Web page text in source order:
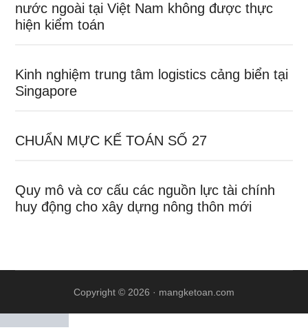
nước ngoài tại Việt Nam không được thực
hiện kiểm toán
Kinh nghiệm trung tâm logistics cảng biển tại
Singapore
CHUẨN MỰC KẾ TOÁN SỐ 27
Quy mô và cơ cấu các nguồn lực tài chính
huy động cho xây dựng nông thôn mới
Copyright © 2026 · mangketoan.com